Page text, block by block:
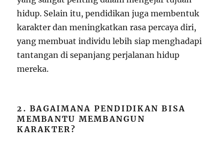
hidup. Selain itu, pendidikan juga membentuk
karakter dan meningkatkan rasa percaya diri,
yang membuat individu lebih siap menghadapi
tantangan di sepanjang perjalanan hidup
mereka.
2. BAGAIMANA PENDIDIKAN BISA
MEMBANTU MEMBANGUN
KARAKTER?